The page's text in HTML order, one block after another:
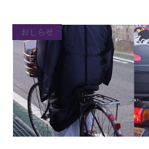
おしらせ